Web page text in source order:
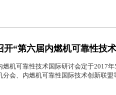
开“第六届内燃机可靠性技
燃机可靠性技术国际研讨会定于2017
分会、内燃机可靠性国际技术创新联盟